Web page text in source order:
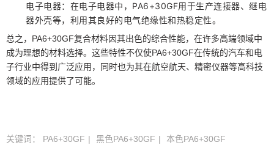
电子电器：在电子电器中，PA6+30GF用于生产连接器、继电
器外壳等，利用其良好的电气绝缘性和热稳定性。
总之，PA6+30GF复合材料因其出色的综合性能，在许多高端领域中
成为理想的材料选择。这些特性不仅使PA6+30GF在传统的汽车和电
子行业中得到广泛应用，同时也为其在航空航天、精密仪器等高科技
领域的应用提供了可能。
关键词： PA6+30GF 黑色PA6+30GF 本色PA6+30GF